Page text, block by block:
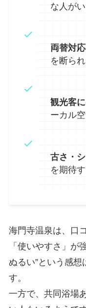
な人が
両替対
を断ら
観光客
ーカル
古さ・
を期待
海門寺温泉は、口
「使いやすさ」が
ぬるい”という感
す。
一方で、共同浴場